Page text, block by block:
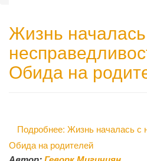
Жизнь
Обида на
Подробнее: Жизнь началась с
Обида на родителей